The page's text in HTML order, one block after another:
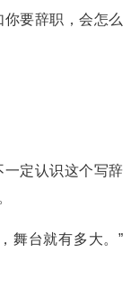
要辞职，会怎么
定认识这个写辞
台就有多大。”